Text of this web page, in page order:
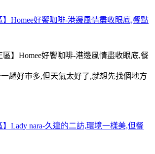
】Homee好饗咖啡-港邊風情盡收眼底,餐點
趟好巿多,但天氣太好了,就想先找個地方
】Lady nara-久違的二訪,環境一樣美,但餐